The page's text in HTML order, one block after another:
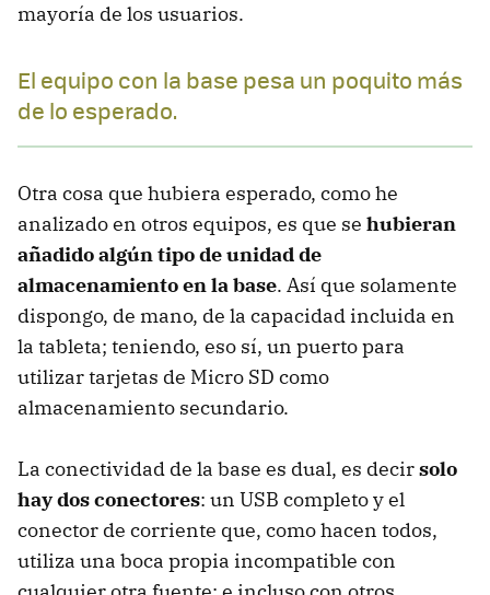
mayoría de los usuarios.
El equipo con la base pesa un poquito más
de lo esperado.
Otra cosa que hubiera esperado, como he
analizado en otros equipos, es que se hubieran
añadido algún tipo de unidad de
almacenamiento en la base. Así que solamente
dispongo, de mano, de la capacidad incluida en
la tableta; teniendo, eso sí, un puerto para
utilizar tarjetas de Micro SD como
almacenamiento secundario.
La conectividad de la base es dual, es decirsolo
hay dos conectores: un USB completo y el
conector de corriente que, como hacen todos,
utiliza una boca propia incompatible con